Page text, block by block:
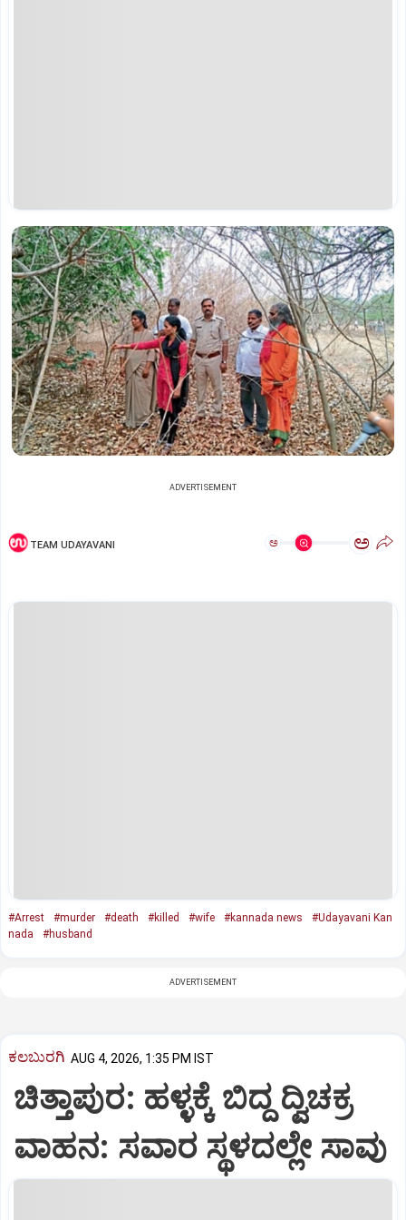
ADVERTISEMENT
TEAM UDAYAVANI ಅ ಅ
#Arrest #murder #death #killed #wife #kannada news
#Udayavani Kan
nada
#husband
ADVERTISEMENT
ಕಲಬುರಗಿ AUG 4, 2026, 1:35 PM IST
ಚಿತ್ತಾಪುರ: ಹಳ್ಳಕ್ಕೆ ಬಿದ್ದ ದ್ವಿಚಕ್ರ
ವಾಹನ: ಸವಾರ ಸ್ಥಳದಲ್ಲೇ ಸಾವು